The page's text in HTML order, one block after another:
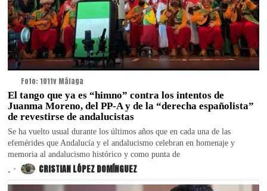
Foto: 101tv Málaga
El tango que ya es “himno” contra los intentos de
Juanma Moreno, del PP-A y de la “derecha españolista”
de revestirse de andalucistas
Se ha vuelto usual durante los últimos años que en cada una de las
efemérides que Andalucía y el andalucismo celebran en homenaje y
memoria al andalucismo histórico y como punta de
. CRISTIAN LÓPEZ DOMÍNGUEZ